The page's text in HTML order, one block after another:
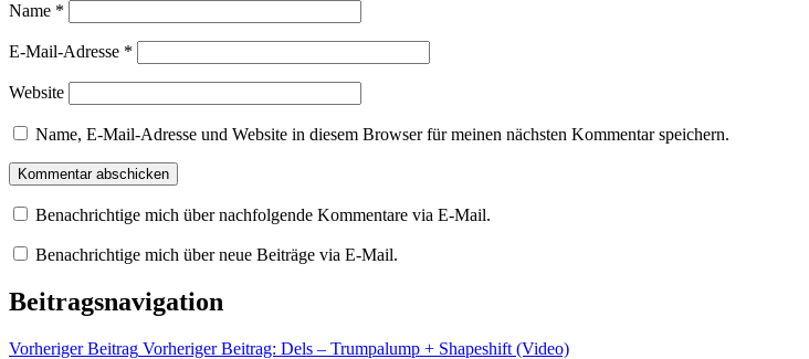
Name *
E-Mail-Adresse *
Website
Name, E-Mail-Adresse und Website in diesem Browser für meinen nächsten Kommentar speichern.
Benachrichtige mich über nachfolgende Kommentare via E-Mail.
Benachrichtige mich über neue Beiträge via E-Mail.
Beitragsnavigation
Vorheriger Beitrag Vorheriger Beitrag: Dels – Trumpalump + Shapeshift (Video)